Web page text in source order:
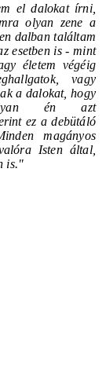
el dalokat írni,
olyan zene a
dalban találtam
esetben is - mint
életem végéig
vagy
adalokat, hogy
én azt
ez a debütáló
magányos
Isten által,
is."